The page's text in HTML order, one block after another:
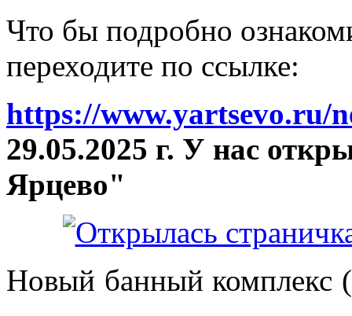
Что бы подробно
переходите по ссылке:
https://www.yartsevo.ru/
29.05.2025 г. У нас
Ярцево"
Новый банный комплекс